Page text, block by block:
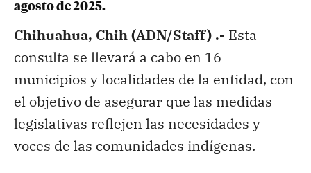
agosto de 2025.
Chihuahua, Chih (ADN/Staff) .- Esta
consulta se llevará a cabo en 16
municipios y localidades de la entidad, con
el objetivo de asegurar que las medidas
legislativas reflejen las necesidades y
voces de las comunidades indígenas.